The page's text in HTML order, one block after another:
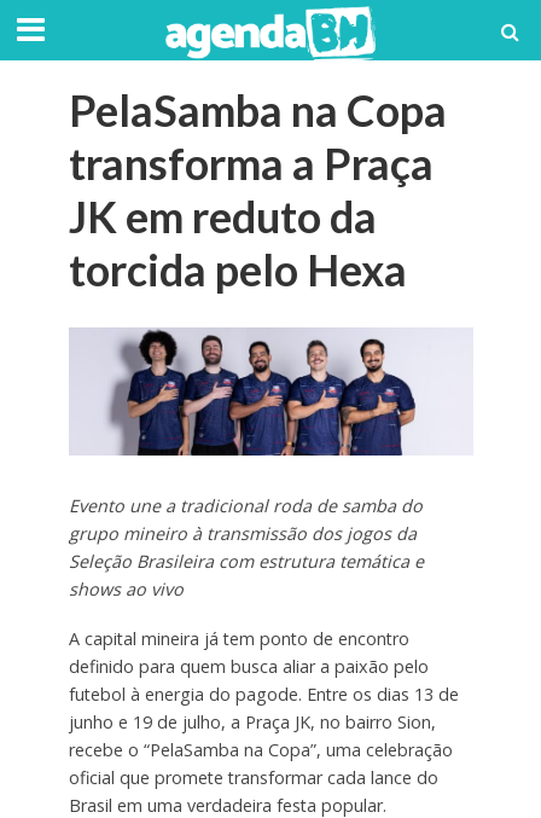
PelaSamba na Copa
transforma a Praça
JK em reduto da
torcida pelo Hexa
Evento une a tradicional roda de samba do
grupo mineiro à transmissão dos jogos da
Seleção Brasileira com estrutura temática e
shows ao vivo
A capital mineira já tem ponto de encontro
definido para quem busca aliar a paixão pelo
futebol à energia do pagode. Entre os dias 13 de
junho e 19 de julho, a Praça JK, no bairro Sion,
recebe o “PelaSamba na Copa”, uma celebração
oficial que promete transformar cada lance do
Brasil em uma verdadeira festa popular.